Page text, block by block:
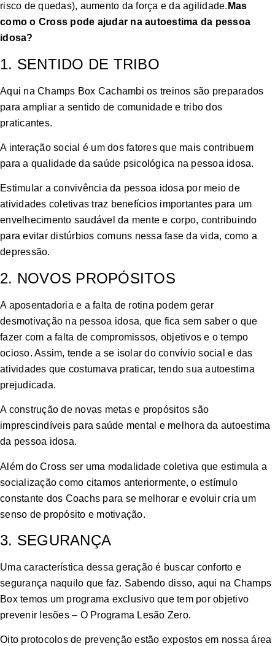
risco de quedas), aumento da força e da agilidade. Mas
como o Cross pode ajudar na autoestima da pessoa
idosa?
1. SENTIDO DE TRIBO
Aqui na Champs Box Cachambi os treinos são preparados
para ampliar a sentido de comunidade e tribo dos
praticantes.
A interação social é um dos fatores que mais contribuem
para a qualidade da saúde psicológica na pessoa idosa.
Estimular a convivência da pessoa idosa por meio de
atividades coletivas traz benefícios importantes para um
envelhecimento saudável da mente e corpo, contribuindo
para evitar distúrbios comuns nessa fase da vida, como a
depressão.
2. NOVOS PROPÓSITOS
A aposentadoria e a falta de rotina podem gerar
desmotivação na pessoa idosa, que fica sem saber o que
fazer com a falta de compromissos, objetivos e o tempo
ocioso. Assim, tende a se isolar do convívio social e das
atividades que costumava praticar, tendo sua autoestima
prejudicada.
A construção de novas metas e propósitos são
imprescindíveis para saúde mental e melhora da autoestima
da pessoa idosa.
Além do Cross ser uma modalidade coletiva que estimula a
socialização como citamos anteriormente, o estímulo
constante dos Coachs para se melhorar e evoluir cria um
senso de propósito e motivação.
3. SEGURANÇA
Uma característica dessa geração é buscar conforto e
segurança naquilo que faz. Sabendo disso, aqui na Champs
Box temos um programa exclusivo que tem por objetivo
prevenir lesões – O Programa Lesão Zero.
Oito protocolos de prevenção estão expostos em nossa área